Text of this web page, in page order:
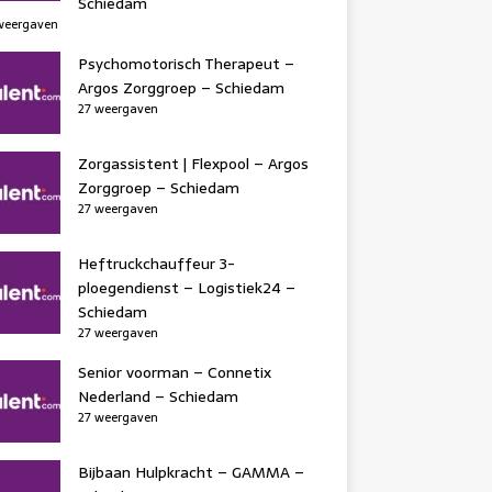
Psychomotorisch Therapeut –
Argos Zorggroep – Schiedam
27 weergaven
Zorgassistent | Flexpool – Argos
Zorggroep – Schiedam
27 weergaven
Heftruckchauffeur 3-
ploegendienst – Logistiek24 –
Schiedam
27 weergaven
Senior voorman – Connetix
Nederland – Schiedam
27 weergaven
Bijbaan Hulpkracht – GAMMA –